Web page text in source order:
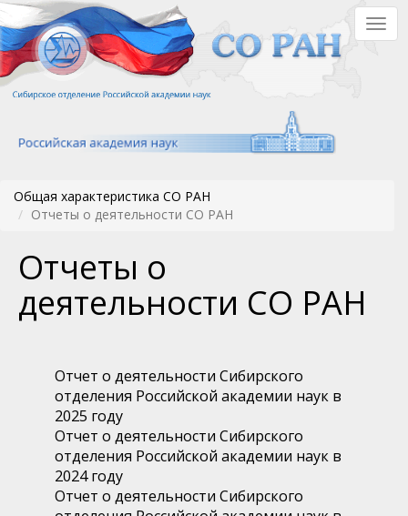
Перейти
к
основному
содержанию
Общая характеристика СО РАН
Отчеты о деятельности СО РАН
Отчеты о
деятельности СО РАН
Отчет о деятельности Сибирского
отделения Российской академии наук в
2025 году
Отчет о деятельности Сибирского
отделения Российской академии наук в
2024 году
Отчет о деятельности Сибирского